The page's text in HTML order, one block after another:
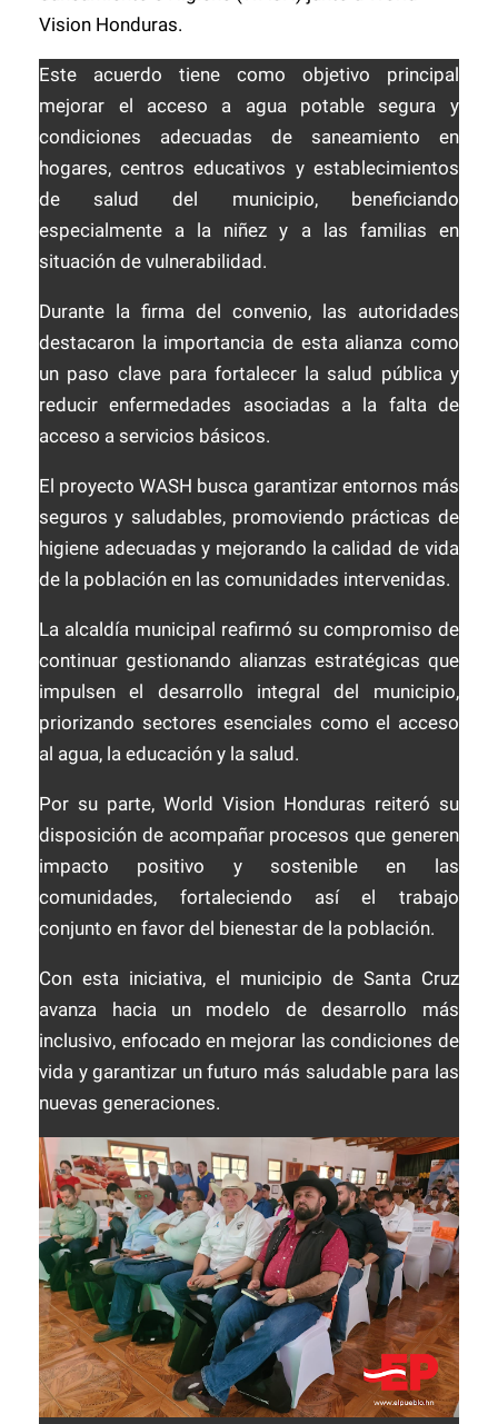
Vision Honduras.
Este acuerdo tiene como objetivo principal
mejorar el acceso a agua potable segura y
condiciones adecuadas de saneamiento en
hogares, centros educativos y establecimientos
de salud del municipio, beneficiando
especialmente a la niñez y a las familias en
situación de vulnerabilidad.
Durante la firma del convenio, las autoridades
destacaron la importancia de esta alianza como
un paso clave para fortalecer la salud pública y
reducir enfermedades asociadas a la falta de
acceso a servicios básicos.
El proyecto WASH busca garantizar entornos más
seguros y saludables, promoviendo prácticas de
higiene adecuadas y mejorando la calidad de vida
de la población en las comunidades intervenidas.
La alcaldía municipal reafirmó su compromiso de
continuar gestionando alianzas estratégicas que
impulsen el desarrollo integral del municipio,
priorizando sectores esenciales como el acceso
al agua, la educación y la salud.
Por su parte, World Vision Honduras reiteró su
disposición de acompañar procesos que generen
impacto positivo y sostenible en las
comunidades, fortaleciendo así el trabajo
conjunto en favor del bienestar de la población.
Con esta iniciativa, el municipio de Santa Cruz
avanza hacia un modelo de desarrollo más
inclusivo, enfocado en mejorar las condiciones de
vida y garantizar un futuro más saludable para las
nuevas generaciones.